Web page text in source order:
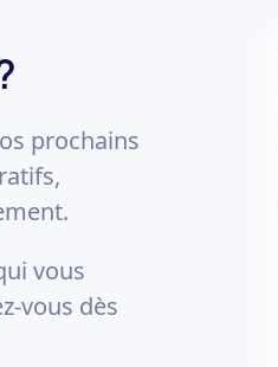
prochains
vous
vous dès